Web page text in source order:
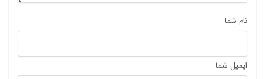
نام شما
ایمیل شما